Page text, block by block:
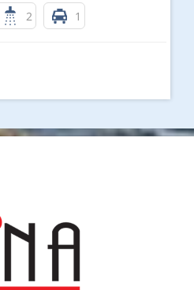
2 1